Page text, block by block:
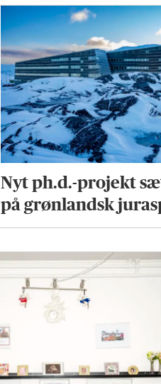
Nyt ph.d.-projekt
på grønlandsk